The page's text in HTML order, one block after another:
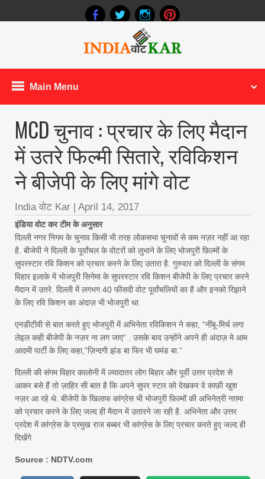
Main Menu
MCD चुनाव : प्रचार के लिए मैदान
में उतरे फिल्मी सितारे, रविकिशन
ने बीजेपी के लिए मांगे वोट
India वोट Kar April 14, 2017
इंडिया वोट कर टीम के अनुसार
दिल्ली नगर निगम के चुनाव किसी भी तरह लोकसभा चुनावों से कम नज़र नहीं आ रहा
है. बीजेपी ने दिल्ली के पूर्वांचल के वोटरों को लुभाने के लिए भोजपुरी फ़िल्मों के
सुपरस्टार रवि किशन को प्रचार करने के लिए उतारा है. गुरुवार को दिल्ली के संगम
विहार इलाके में भोजपुरी सिनेमा के सुपरस्टार रवि किशन बीजेपी के लिए प्रचार करने
मैदान में उतरे. दिल्ली में लगभग 40 फीसदी वोट पूर्वांचलियों का है और इनको रिझाने
के लिए रवि किशन का अंदाज़ भी भोजपुरी था.
एनडीटीवी से बात करते हुए भोजपुरी में अभिनेता रविकिशन ने कहा, “नींबू-मिर्च लगा
लेइल कही बीजेपी के नज़र ना लग जाए” . उसके बाद उन्होंने अपने ही अंदाज़ मे आम
आदमी पार्टी के लिए कहा,”ज़िन्दगी झंड बा फिर भी घमंड बा.”
दिल्ली की संगम विहार कालोनी में ज़्यादातर लोग बिहार और पूर्वी उत्तर प्रदेश से
आकर बसे हैं तो ज़ाहिर सी बात है कि अपने सुपर स्टार को देखकर वे काफ़ी खुश
नज़र आ रहे थे. बीजेपी के खिलाफ कांग्रेस भी भोजपुरी फ़िल्मों की अभिनेत्री नग़मा
को प्रचार करने के लिए जल्द ही मैदान में उतारने जा रही है. अभिनेता और उत्तर
प्रदेश में कांग्रेस के प्रमुख राज बब्बर भी कांग्रेस के लिए प्रचार करते हुए जल्द ही
दिखेंगे
Source : NDTV.com